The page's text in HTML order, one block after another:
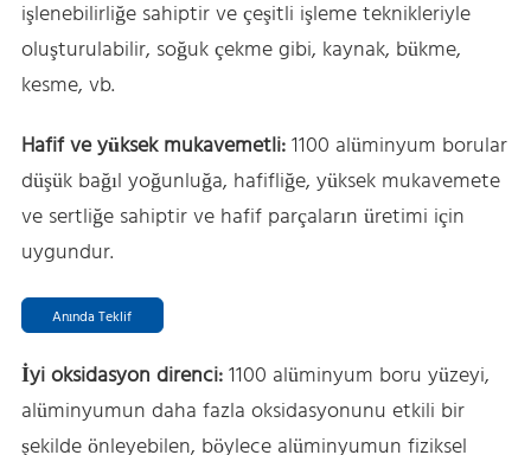
işlenebilirliğe sahiptir ve çeşitli işleme teknikleriyle
oluşturulabilir, soğuk çekme gibi, kaynak, bükme,
kesme, vb.
Hafif ve yüksek mukavemetli:1100 alüminyum borular
düşük bağıl yoğunluğa, hafifliğe, yüksek mukavemete
ve sertliğe sahiptir ve hafif parçaların üretimi için
uygundur.
Anında Teklif
İyi oksidasyon direnci:1100 alüminyum boru yüzeyi,
alüminyumun daha fazla oksidasyonunu etkili bir
şekilde önleyebilen, böylece alüminyumun fiziksel